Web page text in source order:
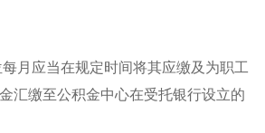
应当在规定时间将其应缴及为职工
汇缴至公积金中心在受托银行设立的